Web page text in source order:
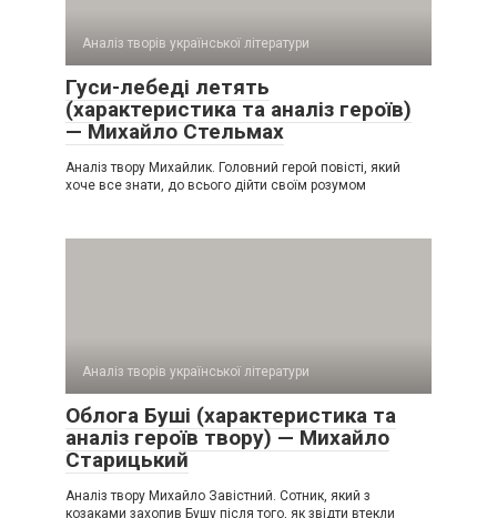
Аналіз творів української літератури
Гуси-лебеді летять
(характеристика та аналіз героїв)
— Михайло Стельмах
Аналіз твору Михайлик. Головний герой повісті, який
хоче все знати, до всього дійти своїм розумом
Аналіз творів української літератури
Облога Буші (характеристика та
аналіз героїв твору) — Михайло
Старицький
Аналіз твору Михайло Завістний. Сотник, який з
козаками захопив Бушу після того, як звідти втекли